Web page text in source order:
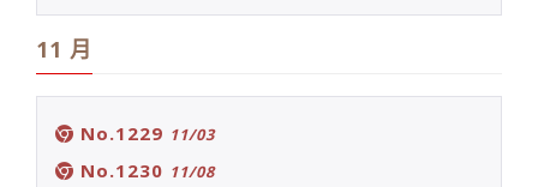
11 月
No.1229 11/03
No.1230 11/08